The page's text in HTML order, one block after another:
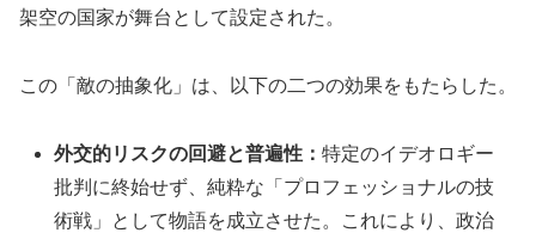
架空の国家が舞台として設定された。
この「敵の抽象化」は、以下の二つの効果をもたらした。
外交的リスクの回避と普遍性：特定のイデオロギー
批判に終始せず、純粋な「プロフェッショナルの技
術戦」として物語を成立させた。これにより、政治